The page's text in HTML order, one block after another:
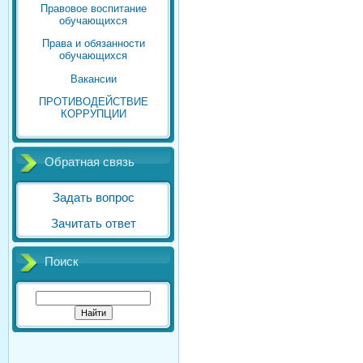
Правовое воспитание
обучающихся
Права и обязанности
обучающихся
Вакансии
ПРОТИВОДЕЙСТВИЕ
КОРРУПЦИИ
Обратная связь
Задать вопрос
Зачитать ответ
Поиск